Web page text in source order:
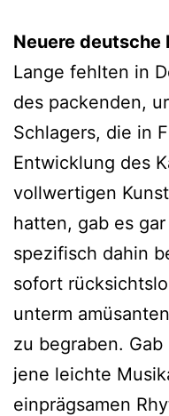
Neuere
Lange fehlten in
des packenden,
Schlagers, die in
Entwicklung des
vollwertigen
hatten, gab es
spezifisch dahin
sofort
unterm
zu begraben.
jene leichte
einprägsamen